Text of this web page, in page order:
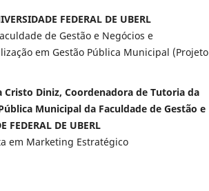
FEDERAL DE UBERL
de Gestão e Negócios e
em Gestão Pública Municipal (Projeto
Cristo Diniz, Coordenadora de Tutoria da
Municipal da Faculdade de Gestão e
FEDERAL DE UBERL
em Marketing Estratégico